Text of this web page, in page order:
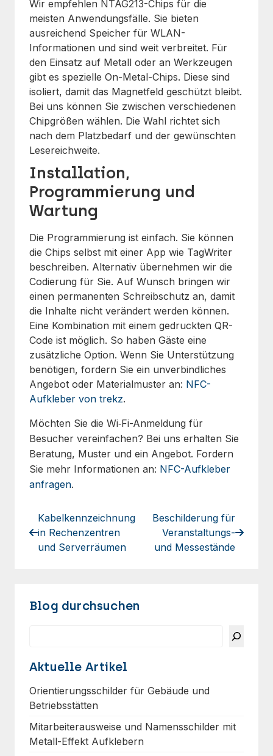
Wir empfehlen NTAG213-Chips für die
meisten Anwendungsfälle. Sie bieten
ausreichend Speicher für WLAN-
Informationen und sind weit verbreitet. Für
den Einsatz auf Metall oder an Werkzeugen
gibt es spezielle On-Metal-Chips. Diese sind
isoliert, damit das Magnetfeld geschützt bleibt.
Bei uns können Sie zwischen verschiedenen
Chipgrößen wählen. Die Wahl richtet sich
nach dem Platzbedarf und der gewünschten
Lesereichweite.
Installation,
Programmierung und
Wartung
Die Programmierung ist einfach. Sie können
die Chips selbst mit einer App wie TagWriter
beschreiben. Alternativ übernehmen wir die
Codierung für Sie. Auf Wunsch bringen wir
einen permanenten Schreibschutz an, damit
die Inhalte nicht verändert werden können.
Eine Kombination mit einem gedruckten QR-
Code ist möglich. So haben Gäste eine
zusätzliche Option. Wenn Sie Unterstützung
benötigen, fordern Sie ein unverbindliches
Angebot oder Materialmuster an: NFC-
Aufkleber von trekz.
Möchten Sie die Wi‑Fi-Anmeldung für
Besucher vereinfachen? Bei uns erhalten Sie
Beratung, Muster und ein Angebot. Fordern
Sie mehr Informationen an: NFC-Aufkleber
anfragen.
Kabelkennzeichnung
in Rechenzentren
und Serverräumen
Beschilderung für
Veranstaltungs-
und Messestände
Blog durchsuchen
Aktuelle Artikel
Orientierungsschilder für Gebäude und
Betriebsstätten
Mitarbeiterausweise und Namensschilder mit
Metall-Effekt Aufklebern